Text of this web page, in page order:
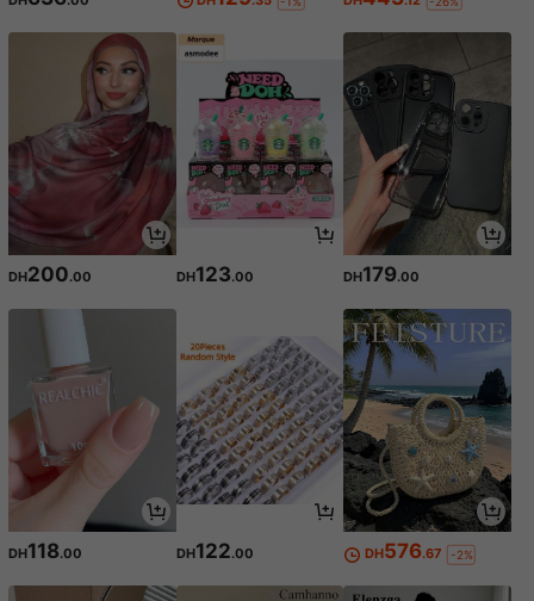
DH200.00 DH123.00 DH179.00
DH118.00 DH122.00 DH576.67 -2%